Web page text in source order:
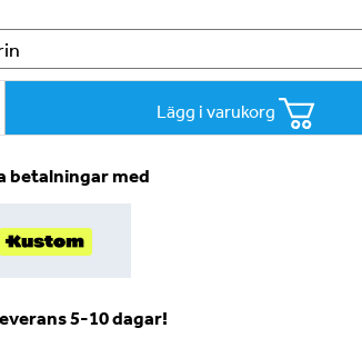
Lägg i varukorg
betalningar med
5-10 dagar!